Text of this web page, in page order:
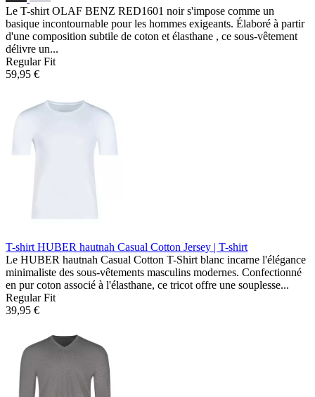
Le T-shirt OLAF BENZ RED1601 noir s'impose comme un
basique incontournable pour les hommes exigeants. Élaboré à partir
d'une composition subtile de coton et élasthane , ce sous-vêtement
délivre un...
Regular Fit
59,95 €
T-shirt HUBER hautnah Casual Cotton Jersey | T-shirt
Le HUBER hautnah Casual Cotton T-Shirt blanc incarne l'élégance
minimaliste des sous-vêtements masculins modernes. Confectionné
en pur coton associé à l'élasthane, ce tricot offre une souplesse...
Regular Fit
39,95 €